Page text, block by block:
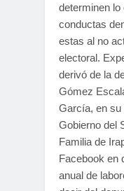
determinen
conductas
estas al no
electoral.
derivó de la
Gómez
García, en su
Gobierno del
Familia de
Facebook en
anual de